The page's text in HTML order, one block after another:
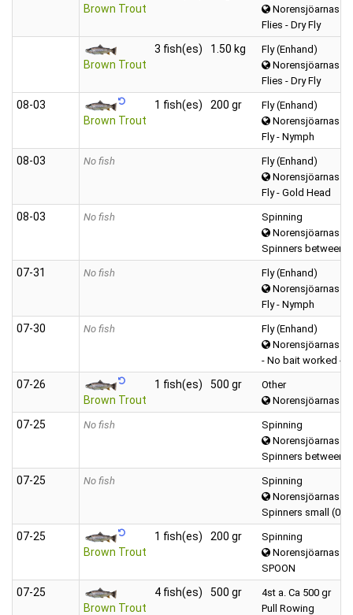
Brown Trout
Norensjöarnas
Flies - Dry Fly
Brown Trout
3 fish(es) 1.50 kg
Fly (Enhand)
Norensjöarnas
Flies - Dry Fly
08‑03
Brown Trout
1 fish(es) 200 gr
Fly (Enhand)
Norensjöarnas
Fly - Nymph
08‑03 No fish
Fly (Enhand)
Norensjöarnas
Fly - Gold Head
08‑03 No fish
Spinning
Norensjöarnas
Spinners between
07‑31 No fish
Fly (Enhand)
Norensjöarnas
Fly - Nymph
07‑30 No fish
Fly (Enhand)
Norensjöarnas
- No bait worked -
07‑26
Brown Trout
1 fish(es) 500 gr
Other
Norensjöarnas
07‑25 No fish
Spinning
Norensjöarnas
Spinners between
07‑25 No fish
Spinning
Norensjöarnas
Spinners small (0-5
07‑25
Brown Trout
1 fish(es) 200 gr
Spinning
Norensjöarnas
SPOON
07‑25
Brown Trout
4 fish(es) 500 gr
4st a. Ca 500 gr
Pull Rowing